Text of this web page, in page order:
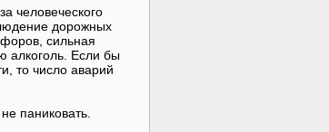
человеческого
дорожных
сильная
алкоголь. Если бы
то число аварий
паниковать.